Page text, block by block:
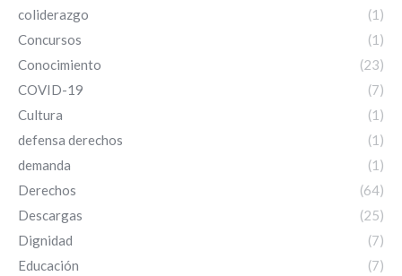
coliderazgo
(1)
Concursos
(1)
Conocimiento
(23)
COVID-19
(7)
Cultura
(1)
defensa derechos
(1)
demanda
(1)
Derechos
(64)
Descargas
(25)
Dignidad
(7)
Educación
(7)